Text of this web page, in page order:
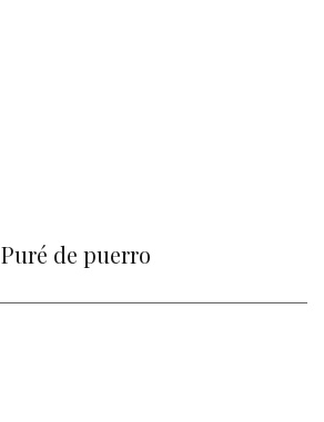
Puré de puerro